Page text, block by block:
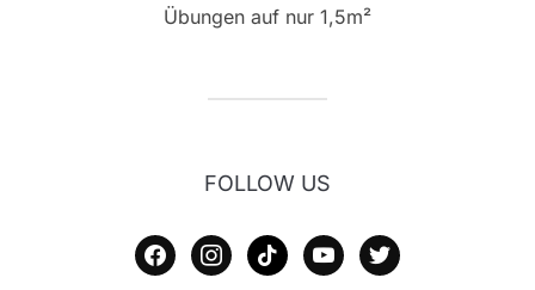
Übungen auf nur 1,5m²
FOLLOW US
facebookinstagram
tiktok youtubetwitter